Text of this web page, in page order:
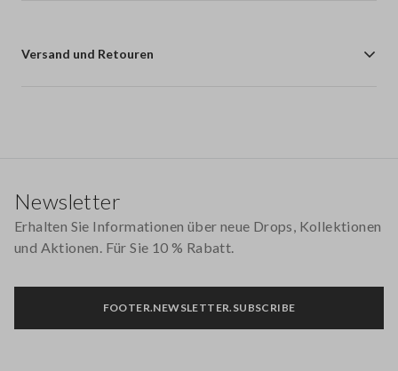
Versand und Retouren
Newsletter
Erhalten Sie Informationen über neue Drops, Kollektionen
und Aktionen. Für Sie 10 % Rabatt.
FOOTER.NEWSLETTER.SUBSCRIBE